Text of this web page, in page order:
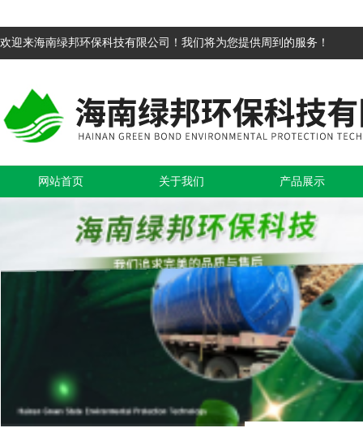
欢迎来海南绿邦环保科技有限公司！我们将为您提供周到的服务！
网站首页 关于我们 产品展示